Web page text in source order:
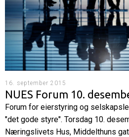
16. september 2015
NUES Forum 10.
Forum for eierstyring og
"det gode styre". Torsdag 10.
Næringslivets Hus, Middelthuns